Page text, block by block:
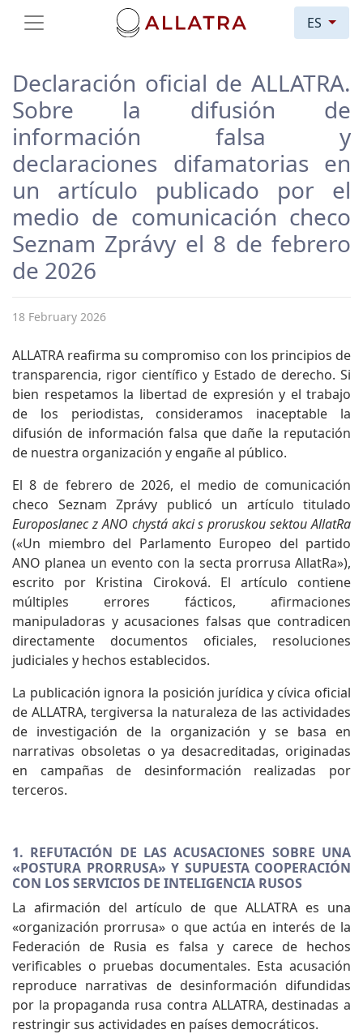
ES
Declaración oficial de ALLATRA.
Sobre la difusión de
información falsa y
declaraciones difamatorias en
un artículo publicado por el
medio de comunicación checo
Seznam Zprávy el 8 de febrero
de 2026
18 February 2026
ALLATRA reafirma su compromiso con los principios de
transparencia, rigor científico y Estado de derecho. Si
bien respetamos la libertad de expresión y el trabajo
de los periodistas, consideramos inaceptable la
difusión de información falsa que dañe la reputación
de nuestra organización y engañe al público.
El 8 de febrero de 2026, el medio de comunicación
checo Seznam Zprávy publicó un artículo titulado
Europoslanec z ANO chystá akci s proruskou sektou AllatRa
(«Un miembro del Parlamento Europeo del partido
ANO planea un evento con la secta prorrusa AllatRa»),
escrito por Kristina Ciroková. El artículo contiene
múltiples errores fácticos, afirmaciones
manipuladoras y acusaciones falsas que contradicen
directamente documentos oficiales, resoluciones
judiciales y hechos establecidos.
La publicación ignora la posición jurídica y cívica oficial
de ALLATRA, tergiversa la naturaleza de las actividades
de investigación de la organización y se basa en
narrativas obsoletas o ya desacreditadas, originadas
en campañas de desinformación realizadas por
terceros.
1. REFUTACIÓN DE LAS ACUSACIONES SOBRE UNA
«POSTURA PRORRUSA» Y SUPUESTA COOPERACIÓN
CON LOS SERVICIOS DE INTELIGENCIA RUSOS
La afirmación del artículo de que ALLATRA es una
«organización prorrusa» o que actúa en interés de la
Federación de Rusia es falsa y carece de hechos
verificables o pruebas documentales. Esta acusación
reproduce narrativas de desinformación difundidas
por la propaganda rusa contra ALLATRA, destinadas a
restringir sus actividades en países democráticos.